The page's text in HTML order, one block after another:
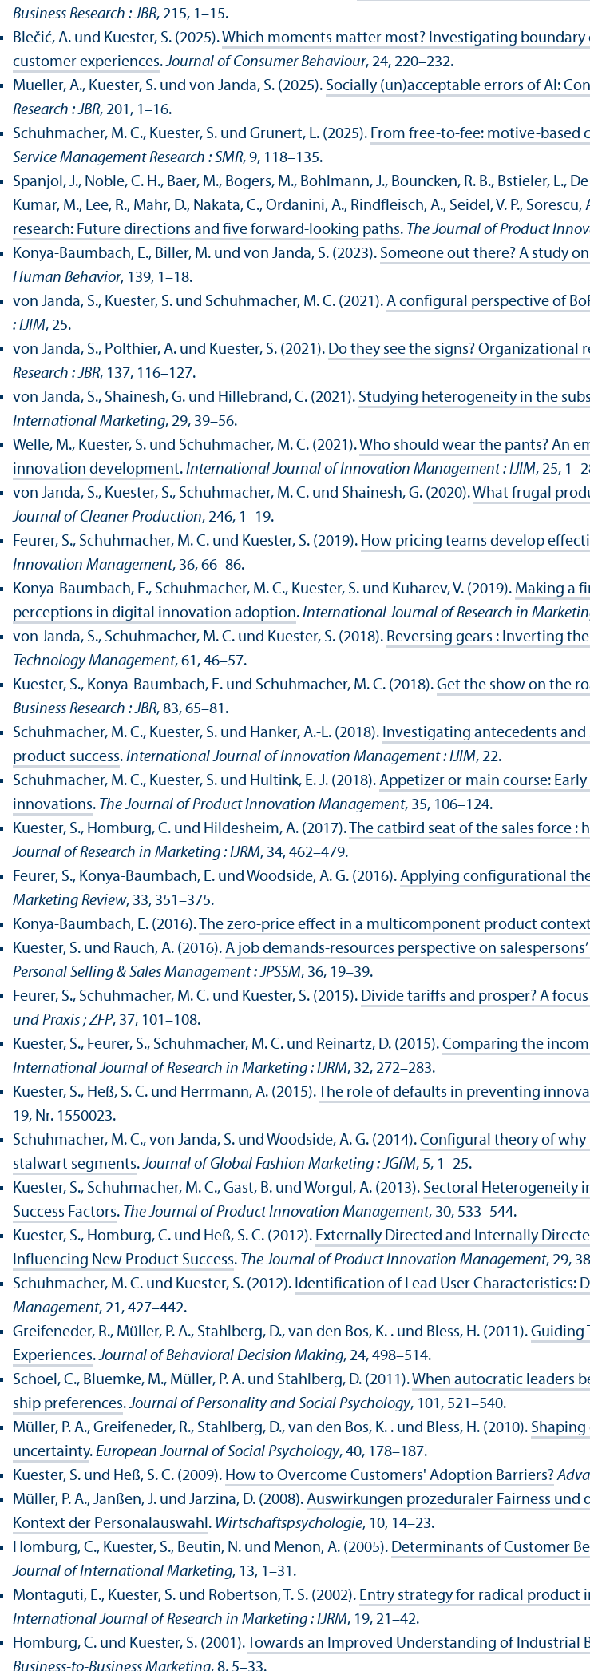
Business Research : JBR, 215, 1–15.
Blečić, A. und Kuester, S. (2025).Which moments matter most? Investigating
customer experiences.Journal of Consumer Behaviour, 24, 220–232.
Mueller, A., Kuester, S. und von Janda, S. (2025). Socially (un)acceptable errors of AI:
Research : JBR, 201, 1–16.
Schuhmacher, M. C., Kuester, S. und Grunert, L. (2025). From free-to-fee: motive-based
Service Management Research : SMR, 9, 118–135.
Spanjol, J., Noble, C. H., Baer, M., Bogers, M., Bohlmann, J., Bouncken, R. B., Bstieler, L.,
Kumar, M., Lee, R., Mahr, D., Nakata, C., Ordanini, A., Rindfleisch, A., Seidel, V. P.,
research: Future directions and five forward-looking paths. The Journal of Product
Konya-Baumbach, E., Biller, M. und von Janda, S. (2023). Someone out there? A study
Human Behavior, 139, 1–18.
von Janda, S., Kuester, S. und Schuhmacher, M. C. (2021). A configural perspective of
: IJIM, 25.
von Janda, S., Polthier, A. und Kuester, S. (2021). Do they see the signs? Organizational
Research : JBR, 137, 116–127.
von Janda, S., Shainesh, G. und Hillebrand, C. (2021). Studying heterogeneity in the
International Marketing, 29, 39–56.
Welle, M., Kuester, S. und Schuhmacher, M. C. (2021).Who should wear the pants? An
innovation development. International Journal of Innovation Management : IJIM, 25,
von Janda, S., Kuester, S., Schuhmacher, M. C. und Shainesh, G. (2020).What frugal
Journal of Cleaner Production, 246, 1–19.
Feurer, S., Schuhmacher, M. C. und Kuester, S. (2019). How pricing teams develop
Innovation Management, 36, 66–86.
Konya-Baumbach, E., Schuhmacher, M. C., Kuester, S. und Kuharev, V. (2019). Making a
perceptions in digital innovation adoption. International Journal of Research in
von Janda, S., Schuhmacher, M. C. und Kuester, S. (2018). Reversing gears : Inverting
Technology Management, 61, 46–57.
Kuester, S., Konya-Baumbach, E. und Schuhmacher, M. C. (2018). Get the show on the
Business Research : JBR, 83, 65–81.
Schuhmacher, M. C., Kuester, S. und Hanker, A.-L. (2018). Investigating antecedents
product success. International Journal of Innovation Management : IJIM, 22.
Schuhmacher, M. C., Kuester, S. und Hultink, E. J. (2018). Appetizer or main course:
innovations. The Journal of Product Innovation Management, 35, 106–124.
Kuester, S., Homburg, C. und Hildesheim, A. (2017). The catbird seat of the sales force
Journal of Research in Marketing : IJRM, 34, 462–479.
Feurer, S., Konya-Baumbach, E. und Woodside, A. G. (2016). Applying configurational
Marketing Review, 33, 351–375.
Konya-Baumbach, E. (2016). The zero-price effect in a multicomponent product
Kuester, S. und Rauch, A. (2016). A job demands-resources perspective on
Personal Selling & Sales Management : JPSSM, 36, 19–39.
Feurer, S., Schuhmacher, M. C. und Kuester, S. (2015). Divide tariffs and prosper? A
und Praxis ; ZFP, 37, 101–108.
Kuester, S., Feurer, S., Schuhmacher, M. C. und Reinartz, D. (2015). Comparing the
International Journal of Research in Marketing : IJRM, 32, 272–283.
Kuester, S., Heß, S. C. und Herrmann, A. (2015). The role of defaults in preventing
19, Nr. 1550023.
Schuhmacher, M. C., von Janda, S. und Woodside, A. G. (2014). Configural theory of
stalwart segments.Journal of Global Fashion Marketing : JGfM, 5, 1–25.
Kuester, S., Schuhmacher, M. C., Gast, B. und Worgul, A. (2013). Sectoral Heterogeneity
Success Factors. The Journal of Product Innovation Management, 30, 533–544.
Kuester, S., Homburg, C. und Heß, S. C. (2012). Externally Directed and Internally
Influencing New Product Success. The Journal of Product Innovation Management, 29,
Schuhmacher, M. C. und Kuester, S. (2012). Identification of Lead User Characteristics:
Management, 21, 427–442.
Greifeneder, R., Müller, P. A., Stahlberg, D., van den Bos, K. . und Bless, H. (2011). Guiding
Experiences.Journal of Behavioral Decision Making, 24, 498–514.
Schoel, C., Bluemke, M., Müller, P. A. und Stahlberg, D. (2011).When autocratic leaders
ship preferences.Journal of Personality and Social Psychology, 101, 521–540.
Müller, P. A., Greifeneder, R., Stahlberg, D., van den Bos, K. . und Bless, H. (2010).
uncertainty. European Journal of Social Psychology, 40, 178–187.
Kuester, S. und Heß, S. C. (2009). How to Overcome Customers' Adoption Barriers?
Müller, P. A., Janßen, J. und Jarzina, D. (2008). Aus­wirkungen prozeduraler Fairness
Kontext der Personalauswahl. Wirtschafts­psychologie, 10, 14–23.
Homburg, C., Kuester, S., Beutin, N. und Menon, A. (2005). Determinants of Customer
Journal of International Marketing, 13, 1–31.
Montaguti, E., Kuester, S. und Robertson, T. S. (2002). Entry strategy for radical product
International Journal of Research in Marketing : IJRM, 19, 21–42.
Homburg, C. und Kuester, S. (2001). Towards an Improved Understanding of